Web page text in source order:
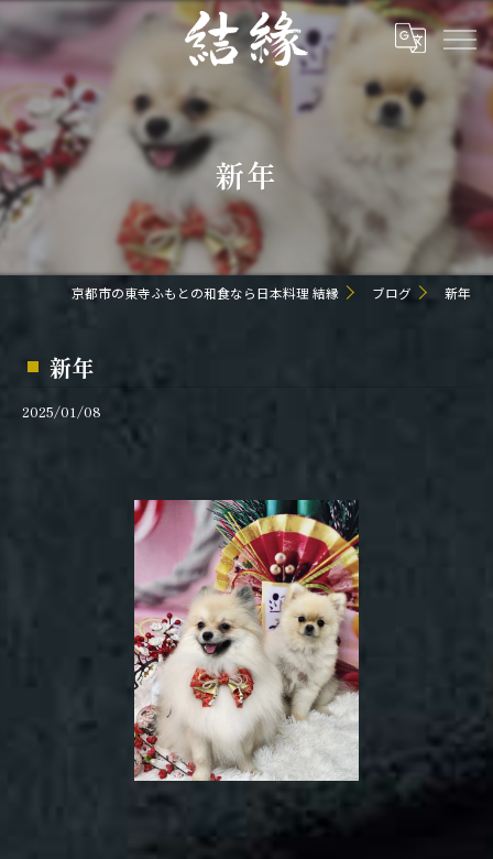
新年
京都市の東寺ふもとの和食なら日本料理 結縁 ブログ 新年
新年
2025/01/08